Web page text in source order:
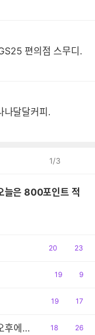
편의점 스무디.
나달달커피.
1/3
늘은 800포인트 적
공
20
댓
23
공
19
댓
9
공
19
댓
17
얼마전 꿈자리가 뒤숭숭하더니 어제 오후에는 결국 사고 당했습니다.
공
18
댓
26